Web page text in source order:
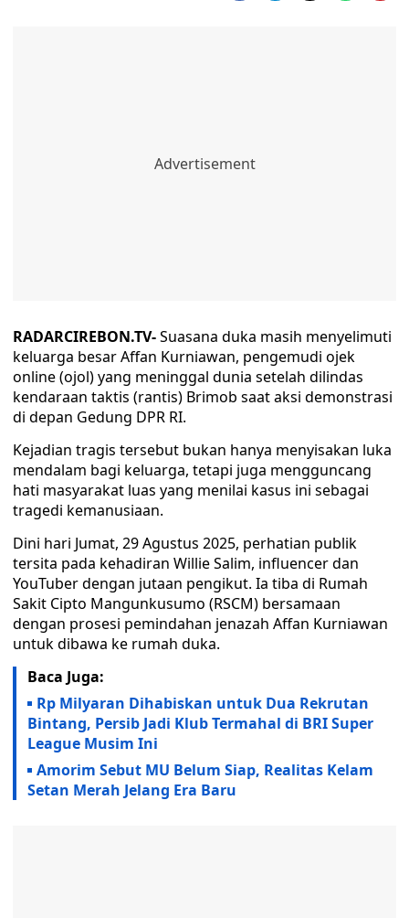
RADARCIREBON.TV-Suasana duka masih menyelimuti
keluarga besar Affan Kurniawan, pengemudi ojek
online (ojol) yang meninggal dunia setelah dilindas
kendaraan taktis (rantis) Brimob saat aksi demonstrasi
di depan Gedung DPR RI.
Kejadian tragis tersebut bukan hanya menyisakan luka
mendalam bagi keluarga, tetapi juga mengguncang
hati masyarakat luas yang menilai kasus ini sebagai
tragedi kemanusiaan.
Dini hari Jumat, 29 Agustus 2025, perhatian publik
tersita pada kehadiran Willie Salim, influencer dan
YouTuber dengan jutaan pengikut. Ia tiba di Rumah
Sakit Cipto Mangunkusumo (RSCM) bersamaan
dengan prosesi pemindahan jenazah Affan Kurniawan
untuk dibawa ke rumah duka.
Baca Juga:
Rp Milyaran Dihabiskan untuk Dua Rekrutan
Bintang, Persib Jadi Klub Termahal di BRI Super
League Musim Ini
Amorim Sebut MU Belum Siap, Realitas Kelam
Setan Merah Jelang Era Baru